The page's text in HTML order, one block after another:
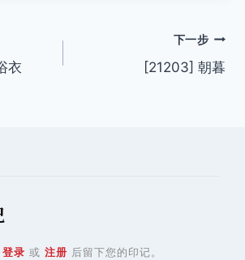
衣
下一步
[21203] 朝暮
登录 或 注册 后留下您的印记。